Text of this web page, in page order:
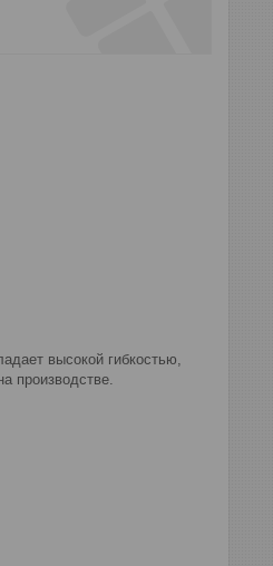
высокой гибкостью,
производстве.